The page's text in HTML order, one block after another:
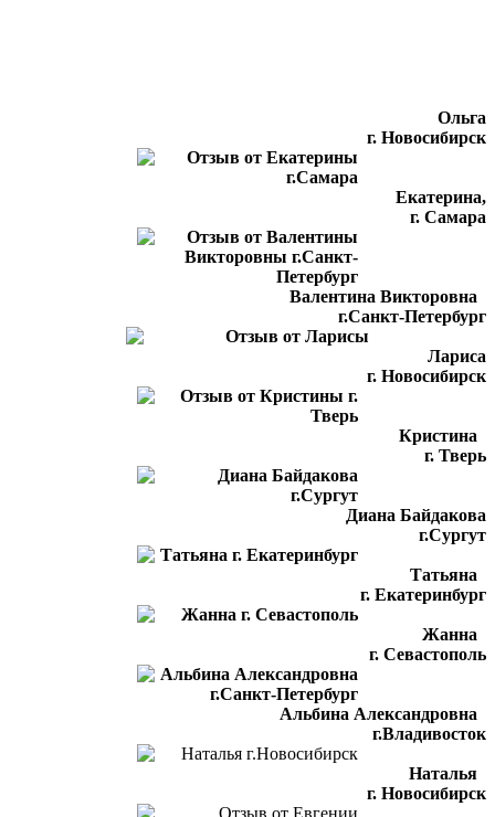
Ольга
г. Новосибирск
Екатерина,
г. Самара
Валентина Викторовна
г.Санкт-Петербург
Лариса
г. Новосибирск
Кристина
г. Тверь
Диана Байдакова
г.Сургут
Татьяна
г. Екатеринбург
Жанна
г. Севастополь
Альбина Александровна
г.Владивосток
Наталья
г. Новосибирск